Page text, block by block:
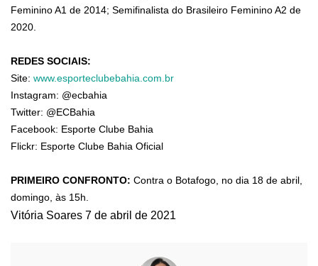
Feminino A1 de 2014; Semifinalista do Brasileiro Feminino A2 de
2020.
REDES SOCIAIS:
Site: www.esporteclubebahia.com.br
Instagram: @ecbahia
Twitter: @ECBahia
Facebook: Esporte Clube Bahia
Flickr: Esporte Clube Bahia Oficial
PRIMEIRO CONFRONTO: Contra o Botafogo, no dia 18 de abril,
domingo, às 15h.
Vitória Soares 7 de abril de 2021